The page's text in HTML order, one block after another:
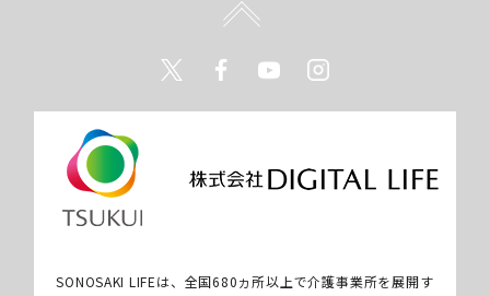
TwitterFacebookYoutube
SONOSAKI LIFEは、全国680ヵ所以上で介護事業所を展開す